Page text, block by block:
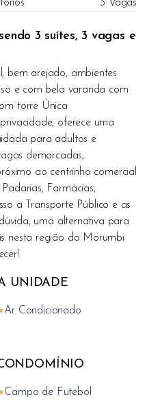
3 Vagas
3 suítes, 3 vagas e
bem arejado, ambientes
e com bela varanda com
torre Única
oferece uma
para adultos e
demarcadas,
ao centrinho comercial
Farmácias,
a Transporte Público e as
uma alternativa para
nesta região do Morumbi
UNIDADE
•Ar Condicionado
•Campo de Futebol